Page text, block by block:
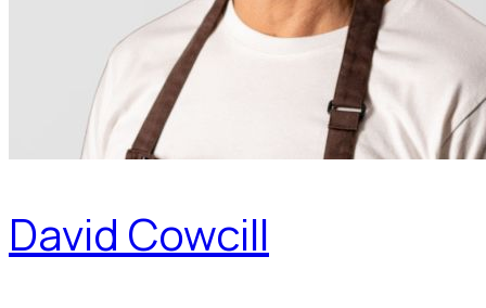
David Cowcill